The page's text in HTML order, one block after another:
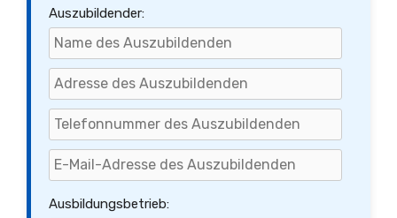
Auszubildender:
Ausbildungsbetrieb: